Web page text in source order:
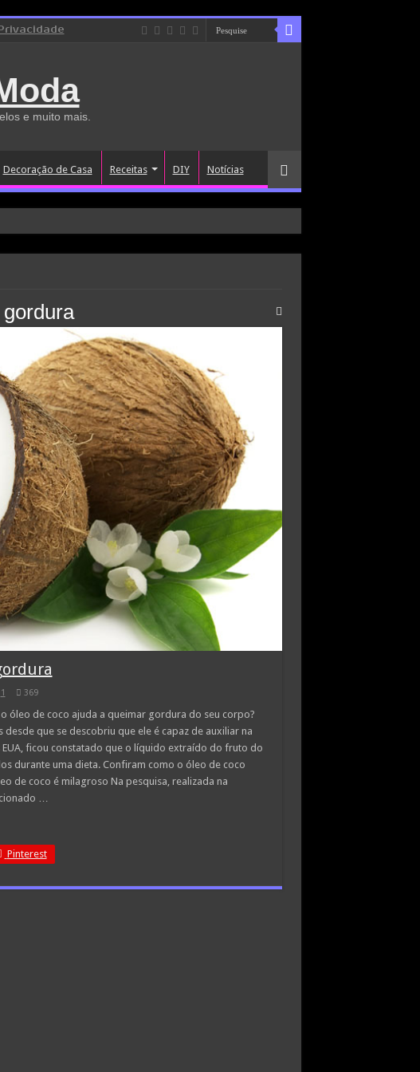
e muito mais.
Decoração de Casa Receitas DIY Notícias
1 369
óleo de coco ajuda a queimar gordura do seu corpo?
que se descobriu que ele é capaz de auxiliar na
ficou constatado que o líquido extraído do fruto do
durante uma dieta. Confiram como o óleo de coco
de coco é milagroso Na pesquisa, realizada na
…
Pinterest